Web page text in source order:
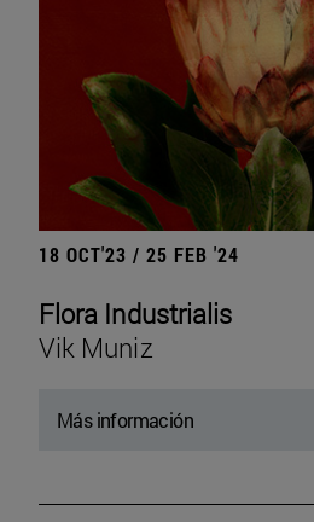
18 OCT'23 / 25 FEB '24
Flora Industrialis
Vik Muniz
Más información